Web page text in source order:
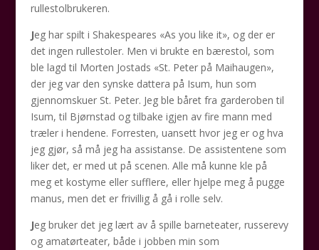
rullestolbrukeren.
Jeg har spilt i Shakespeares «As you like it», og der er
det ingen rullestoler. Men vi brukte en bærestol, som
ble lagd til Morten Jostads «St. Peter på Maihaugen»,
der jeg var den synske dattera på Isum, hun som
gjennomskuer St. Peter. Jeg ble båret fra garderoben til
Isum, til Bjørnstad og tilbake igjen av fire mann med
træler i hendene. Forresten, uansett hvor jeg er og hva
jeg gjør, så må jeg ha assistanse. De assistentene som
liker det, er med ut på scenen. Alle må kunne kle på
meg et kostyme eller sufflere, eller hjelpe meg å pugge
manus, men det er frivillig å gå i rolle selv.
Jeg bruker det jeg lært av å spille barneteater, russerevy
og amatørteater, både i jobben min som